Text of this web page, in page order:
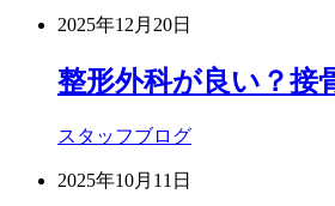
2025年12月20日
整形外科が良い？接
スタッフブログ
2025年10月11日